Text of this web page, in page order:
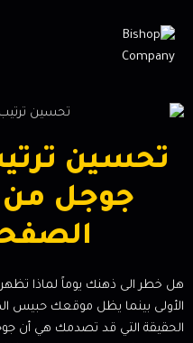
تحسين
جوجل من
هل خطر الى ذهنك يوماً لماذا تظهر
الأولى بينما يظل موقعك حبيس
الحقيقة التي قد تصدمك هي أن